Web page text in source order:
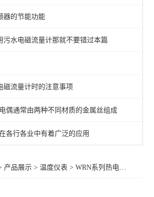
送器
查看全部 >>
器的节能功能
污水电磁流量计那就不要错过本篇
磁流量计时的注意事项
偶通常由两种不同材质的金属丝组成
各行各业中有着广泛的应用
产品展示 >温度仪表 >WRN系列热电偶